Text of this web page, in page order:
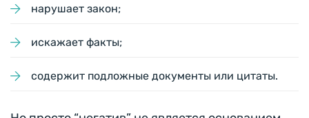
нарушает закон;
искажает факты;
содержит подложные документы или цитаты.